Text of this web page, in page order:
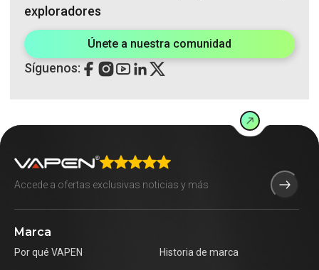
exploradores
Únete a nuestra comunidad
Síguenos:
Marca
Por qué VAPEN Historia de marca